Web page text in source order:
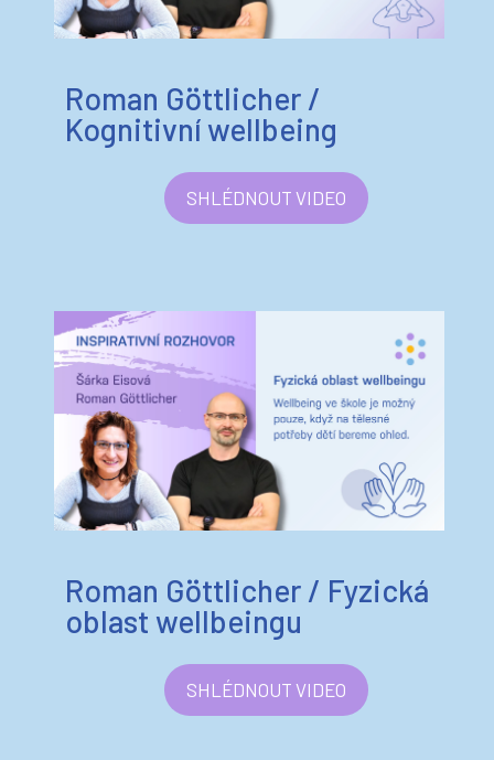
Roman Göttlicher /
SHLÉDNOUT VIDEO
Roman Göttlicher / Fyzická
SHLÉDNOUT VIDEO